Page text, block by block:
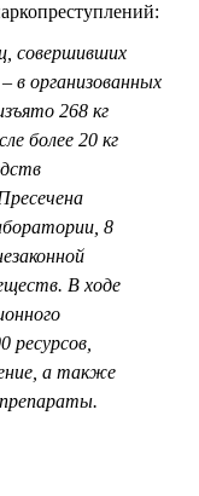
совершивших
в организованных
268 кг
более 20 кг
8
В ходе
ресурсов,
а также